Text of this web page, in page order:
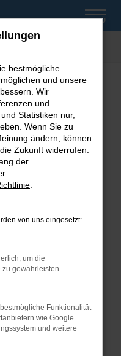
MENÜ
helfen können:
und deine
Beispiel deine
Seiten
Seite in einem
vorübergehende
bestmögliche
und unsere
Wir
und
Statistiken nur,
Wenn Sie zu
ändern, können
Zukunft widerrufen.
der
von uns eingesetzt:
um die
zu gewährleisten.
Funktionalität
wie Google
und weitere